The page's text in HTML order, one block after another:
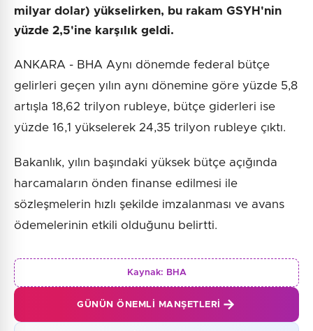
milyar dolar) yükselirken, bu rakam GSYH'nin
yüzde 2,5'ine karşılık geldi.
ANKARA - BHA Aynı dönemde federal bütçe
gelirleri geçen yılın aynı dönemine göre yüzde 5,8
artışla 18,62 trilyon rubleye, bütçe giderleri ise
yüzde 16,1 yükselerek 24,35 trilyon rubleye çıktı.
Bakanlık, yılın başındaki yüksek bütçe açığında
harcamaların önden finanse edilmesi ile
sözleşmelerin hızlı şekilde imzalanması ve avans
ödemelerinin etkili olduğunu belirtti.
Kaynak: BHA
GÜNÜN ÖNEMLI MANŞETLERI